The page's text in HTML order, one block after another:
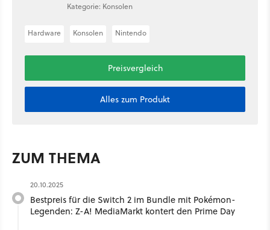
Kategorie: Konsolen
Hardware Konsolen Nintendo
Preisvergleich
Alles zum Produkt
ZUM THEMA
20.10.2025
Bestpreis für die Switch 2 im Bundle mit Pokémon-
Legenden: Z-A! MediaMarkt kontert den Prime Day